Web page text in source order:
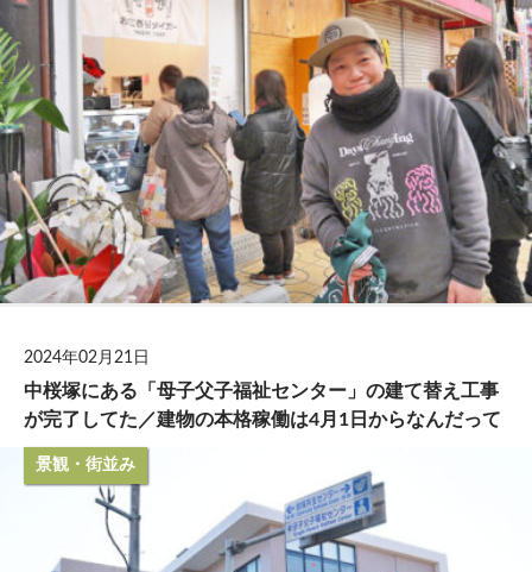
2024年02月21日
中桜塚にある「母子父子福祉センター」の建て替え工事
が完了してた／建物の本格稼働は4月1日からなんだって
景観・街並み